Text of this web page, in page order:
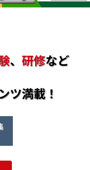
、 研修など
ツ満載！